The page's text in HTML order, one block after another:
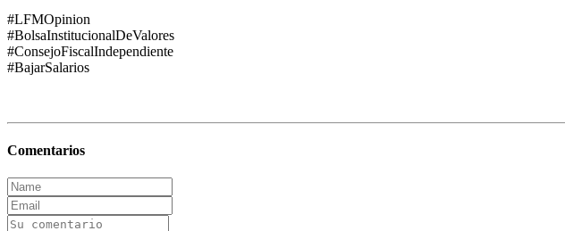
#LFMOpinion
#BolsaInstitucionalDeValores
#ConsejoFiscalIndependiente
#BajarSalarios
Comentarios